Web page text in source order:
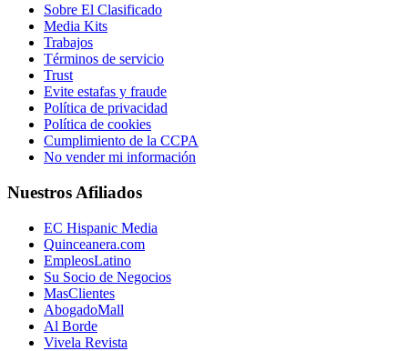
Sobre El Clasificado
Media Kits
Trabajos
Términos de servicio
Trust
Evite estafas y fraude
Política de privacidad
Política de cookies
Cumplimiento de la CCPA
No vender mi información
Nuestros Afiliados
EC Hispanic Media
Quinceanera.com
EmpleosLatino
Su Socio de Negocios
MasClientes
AbogadoMall
Al Borde
Vivela Revista